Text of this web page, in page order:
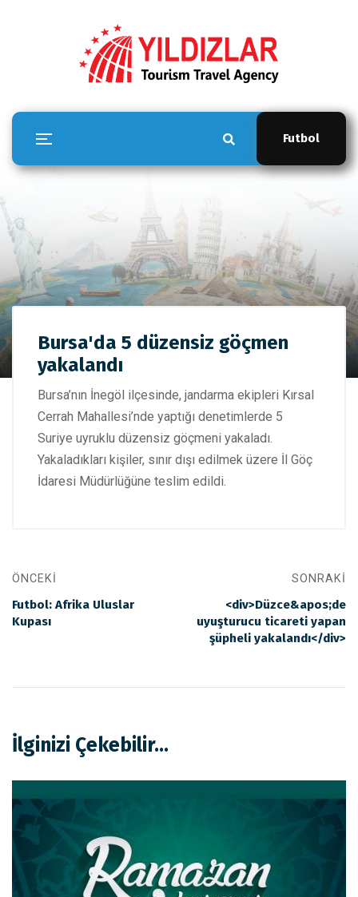
Futbol
Anasayfa
YILDIZLAR TOUR
Bursa'da 5 düzensiz göçmen yakalandı
Bursa'da 5 düzensiz göçmen
yakalandı
Bursa’nın İnegöl ilçesinde, jandarma ekipleri Kırsal
Cerrah Mahallesi’nde yaptığı denetimlerde 5
Suriye uyruklu düzensiz göçmeni yakaladı.
Yakaladıkları kişiler, sınır dışı edilmek üzere İl Göç
İdaresi Müdürlüğüne teslim edildi.
ÖNCEKI
Futbol: Afrika Uluslar
Kupası
SONRAKI
<div>Düzce&apos;de
uyuşturucu ticareti yapan
şüpheli yakalandı</div>
İlginizi Çekebilir...